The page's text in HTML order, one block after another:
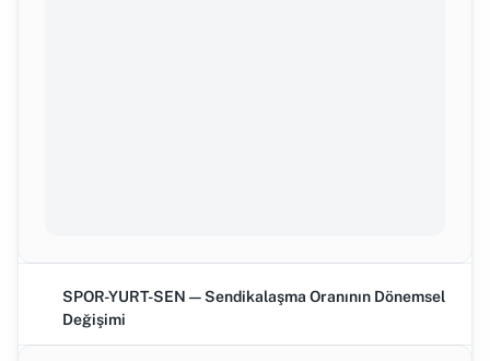
SPOR-YURT-SEN — Sendikalaşma Oranının Dönemsel
Değişimi